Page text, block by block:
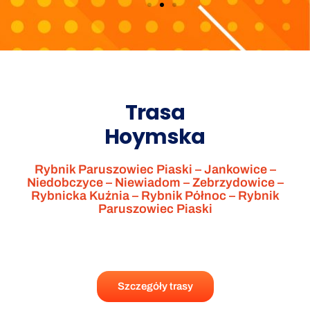
Trasa
Hoymska
Rybnik Paruszowiec Piaski – Jankowice –
Niedobczyce – Niewiadom – Zebrzydowice –
Rybnicka Kuźnia – Rybnik Północ – Rybnik
Paruszowiec Piaski
Szczegóły trasy